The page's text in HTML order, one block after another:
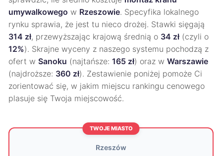
umywalkowego w Rzeszowie. Specyfika lokalnego
rynku sprawia, że jest tu nieco drożej. Stawki sięgają
314 zł, przewyższając krajową średnią o 34 zł(czyli o
12%). Skrajne wyceny z naszego systemu pochodzą z
ofert w Sanoku (najtańsze: 165 zł) oraz w Warszawie
(najdroższe: 360 zł). Zestawienie poniżej pomoże Ci
zorientować się, w jakim miejscu rankingu cenowego
plasuje się Twoja miejscowość.
TWOJE MIASTO
Rzeszów